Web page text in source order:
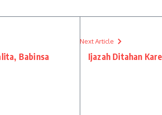
Babinsa
Next Article
Ijazah Ditahan